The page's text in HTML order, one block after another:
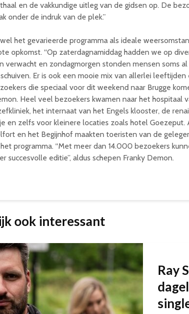
en de vakkundige uitleg van de gidsen op. De
onder de indruk van de plek.”
het gevarieerde programma als ideale
opkomst. “Op zaterdagnamiddag hadden we op
verwacht en zondagmorgen stonden mensen soms
Er is ook een mooie mix van allerlei leeftijden
die speciaal voor dit weekend naar Brugge
Heel veel bezoekers kwamen naar het hospitaal
het internaat van het Engels klooster, de
en zelfs voor kleinere locaties zoals hotel Goezeput.
en het Begijnhof maakten toeristen van de
het programma. “Met meer dan 14.000 bezoekers
succesvolle editie”, aldus schepen Franky Demon.
ook interessant
Ray